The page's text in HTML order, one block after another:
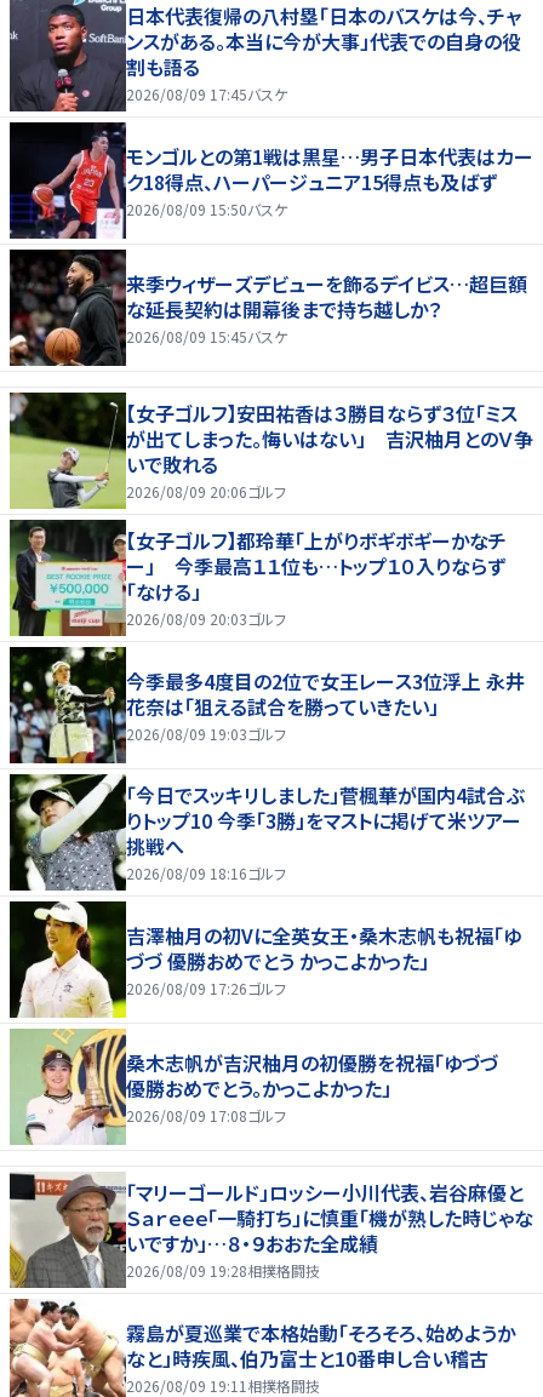
日本代表復帰の八村塁「日本のバスケは今、チャ
ンスがある。本当に今が大事」代表での自身の役
割も語る
2026/08/09 17:45バスケ
モンゴルとの第1戦は黒星…男子日本代表はカー
ク18得点、ハーパージュニア15得点も及ばず
2026/08/09 15:50バスケ
来季ウィザーズデビューを飾るデイビス…超巨額
な延長契約は開幕後まで持ち越しか？
2026/08/09 15:45バスケ
【女子ゴルフ】安田祐香は３勝目ならず３位「ミス
が出てしまった。悔いはない」 吉沢柚月とのＶ争
いで敗れる
2026/08/09 20:06ゴルフ
【女子ゴルフ】都玲華「上がりボギボギーかなチ
ー」 今季最高１１位も…トップ１０入りならず
「なける」
2026/08/09 20:03ゴルフ
今季最多4度目の2位で女王レース3位浮上 永井
花奈は「狙える試合を勝っていきたい」
2026/08/09 19:03ゴルフ
「今日でスッキリしました」菅楓華が国内4試合ぶ
りトップ10 今季「3勝」をマストに掲げて米ツアー
挑戦へ
2026/08/09 18:16ゴルフ
吉澤柚月の初Vに全英女王・桑木志帆も祝福「ゆ
づづ 優勝おめでとう かっこよかった」
2026/08/09 17:26ゴルフ
桑木志帆が吉沢柚月の初優勝を祝福「ゆづづ
優勝おめでとう。かっこよかった」
2026/08/09 17:08ゴルフ
「マリーゴールド」ロッシー小川代表、岩谷麻優と
Ｓａｒｅｅｅ「一騎打ち」に慎重「機が熟した時じゃな
いですか」…８・９おおた全成績
2026/08/09 19:28相撲格闘技
霧島が夏巡業で本格始動「そろそろ、始めようか
なと」時疾風、伯乃富士と10番申し合い稽古
2026/08/09 19:11 相撲格闘技